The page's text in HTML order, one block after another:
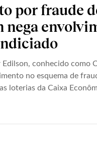
por fraude
nega
conhecido como
no esquema de
loterias da Caixa